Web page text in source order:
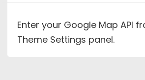
Enter your Google Map API
Theme Settings panel.